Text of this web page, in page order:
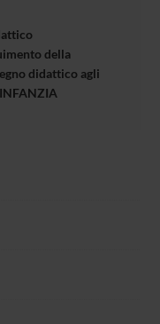
della
didattico agli